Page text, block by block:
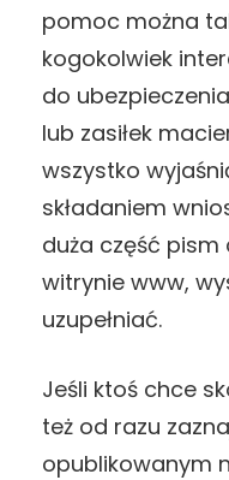
pomoc można
kogokolwiek
do
lub zasiłek
wszystko
składaniem
duża część
witrynie www,
uzupełniać.
Jeśli ktoś chce
też od razu
opublikowanym